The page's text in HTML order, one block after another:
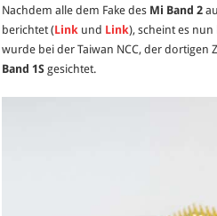
Nachdem alle dem Fake des Mi Band 2
berichtet (Link und Link), scheint es
wurde bei der Taiwan NCC, der
Band 1Sgesichtet.